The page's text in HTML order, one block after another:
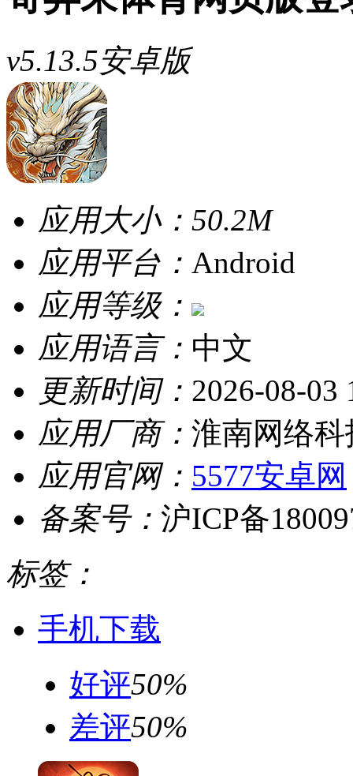
v5.13.5安卓版
应用大小： 50.2M
应用平台： Android
应用等级：
应用语言： 中文
更新时间： 2026-08-03
应用厂商： 淮南网络
应用官网： 5577安卓网
备案号： 沪ICP备
标签：
手机下载
好评50%
差评50%